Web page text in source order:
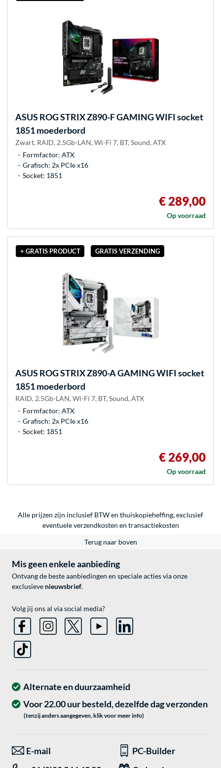
ASUS ROG STRIX Z890-F GAMING WIFI socket
1851 moederbord
Zwart, RAID, 2.5Gb-LAN, Wi-Fi 7, BT, Sound, ATX
Formfactor: ATX
Grafisch: 2x PCIe x16
Socket: 1851
€ 289,00
Op voorraad
+ GRATIS PRODUCT GRATIS VERZENDING
ASUS ROG STRIX Z890-A GAMING WIFI socket
1851 moederbord
RAID, 2.5Gb-LAN, Wi-Fi 7, BT, Sound, ATX
Formfactor: ATX
Grafisch: 2x PCIe x16
Socket: 1851
€ 269,00
Op voorraad
Alle prijzen zijn inclusief BTW en thuiskopieheffing, exclusief
eventueleverzendkosten en transactiekosten
Terug naar boven
Mis geen enkele aanbieding
Ontvang de beste aanbiedingen en speciale acties via onze
exclusieve nieuwsbrief.
Volg jij ons al via social media?
Alternate en duurzaamheid
Voor 22.00 uur besteld, dezelfde dag verzonden
(tenzij anders aangegeven, klik voor meer info)
E-mail
PC-Builder